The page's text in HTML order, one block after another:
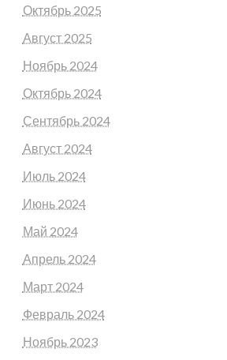
Октябрь 2025
Август 2025
Ноябрь 2024
Октябрь 2024
Сентябрь 2024
Август 2024
Июль 2024
Июнь 2024
Май 2024
Апрель 2024
Март 2024
Февраль 2024
Ноябрь 2023